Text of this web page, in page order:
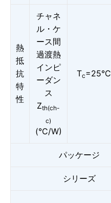
熱
抵
抗
特
性
チャネ
ル・ケ
ース間
過渡熱
インピ
ーダン
ス
Zth(ch-
c)
(°C/W)
Tc=25°C
パッケージ
シリーズ